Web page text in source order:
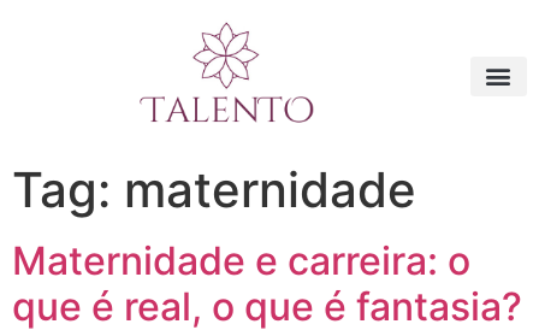
Tag: maternidade
Maternidade e carreira: o
que é real, o que é fantasia?